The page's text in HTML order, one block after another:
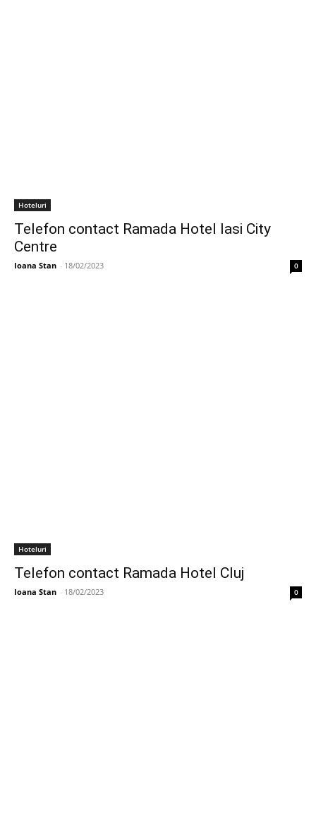
Hoteluri
Telefon contact Ramada Hotel Iasi City
Centre
Ioana Stan - 18/02/2023 0
Hoteluri
Telefon contact Ramada Hotel Cluj
Ioana Stan - 18/02/2023 0